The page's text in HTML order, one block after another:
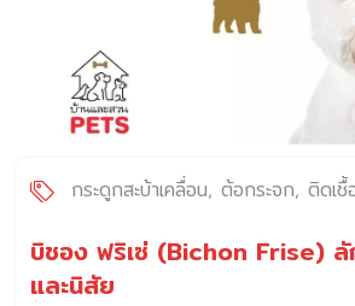
กระดูกสะบ้าเคลื่อน ต้อกระจก ติดเชื้
บิชอง ฟริเซ่ (Bichon Frise)
และนิสัย